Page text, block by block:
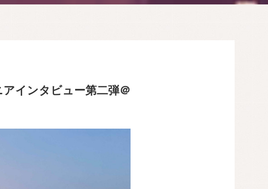
インタビュー第二弾＠